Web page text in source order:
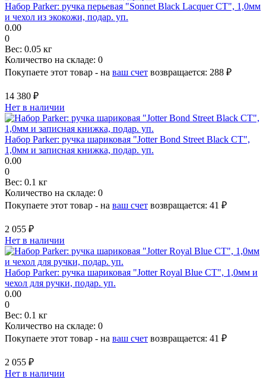
Набор Parker: ручка перьевая "Sonnet Black Lacquer CT", 1,0мм
и чехол из экокожи, подар. уп.
0.00
0
Вес: 0.05 кг
Количество на складе: 0
Покупаете этот товар - на ваш счет возвращается: 288 ₽
14 380 ₽
Нет в наличии
Набор Parker: ручка шариковая "Jotter Bond Street Black CT",
1,0мм и записная книжка, подар. уп.
0.00
0
Вес: 0.1 кг
Количество на складе: 0
Покупаете этот товар - на ваш счет возвращается: 41 ₽
2 055 ₽
Нет в наличии
Набор Parker: ручка шариковая "Jotter Royal Blue CT", 1,0мм и
чехол для ручки, подар. уп.
0.00
0
Вес: 0.1 кг
Количество на складе: 0
Покупаете этот товар - на ваш счет возвращается: 41 ₽
2 055 ₽
Нет в наличии